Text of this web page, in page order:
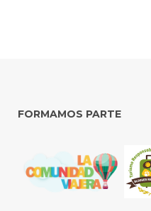
FORMAMOS PARTE